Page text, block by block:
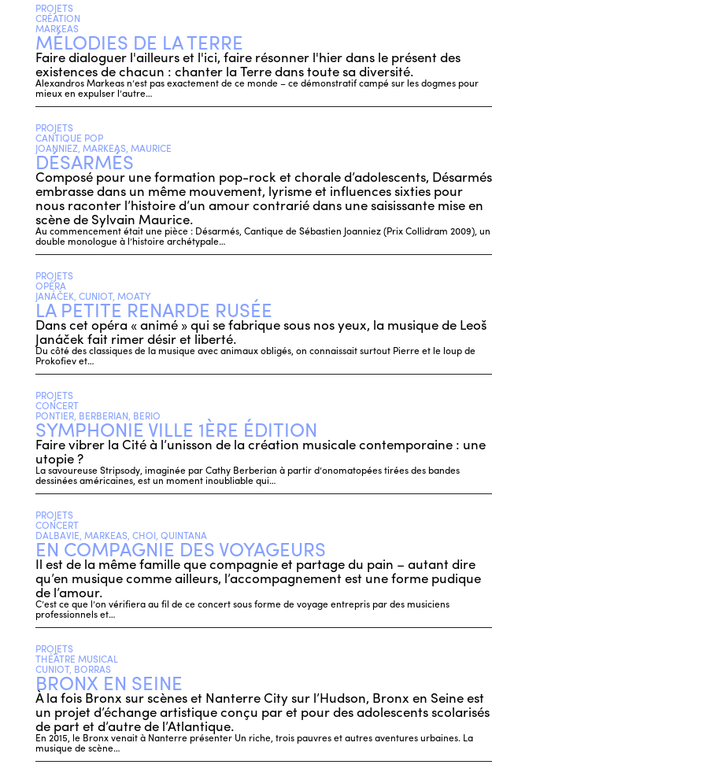
PROJETS
CRÉATION
MARKEAS
MÉLODIES DE LA TERRE
Faire dialoguer l'ailleurs et l'ici, faire résonner l'hier dans le présent des
existences de chacun : chanter la Terre dans toute sa diversité.
Alexandros Markeas n’est pas exactement de ce monde – ce démonstratif campé sur les dogmes pour
mieux en expulser l’autre…
PROJETS
CANTIQUE POP
JOANNIEZ, MARKEAS, MAURICE
DÉSARMÉS
Composé pour une formation pop-rock et chorale d’adolescents, Désarmés
embrasse dans un même mouvement, lyrisme et influences sixties pour
nous raconter l’histoire d’un amour contrarié dans une saisissante mise en
scène de Sylvain Maurice.
Au commencement était une pièce : Désarmés, Cantique de Sébastien Joanniez (Prix Collidram 2009), un
double monologue à l’histoire archétypale…
PROJETS
OPÉRA
JANÁČEK, CUNIOT, MOATY
LA PETITE RENARDE RUSÉE
Dans cet opéra « animé » qui se fabrique sous nos yeux, la musique de Leoš
Janáček fait rimer désir et liberté.
Du côté des classiques de la musique avec animaux obligés, on connaissait surtout Pierre et le loup de
Prokofiev et…
PROJETS
CONCERT
PONTIER, BERBERIAN, BERIO
SYMPHONIE VILLE 1ÈRE ÉDITION
Faire vibrer la Cité à l’unisson de la création musicale contemporaine : une
utopie ?
La savoureuse Stripsody, imaginée par Cathy Berberian à partir d’onomatopées tirées des bandes
dessinées américaines, est un moment inoubliable qui…
PROJETS
CONCERT
DALBAVIE, MARKEAS, CHOI, QUINTANA
EN COMPAGNIE DES VOYAGEURS
Il est de la même famille que compagnie et partage du pain – autant dire
qu’en musique comme ailleurs, l’accompagnement est une forme pudique
de l’amour.
C’est ce que l’on vérifiera au fil de ce concert sous forme de voyage entrepris par des musiciens
professionnels et…
PROJETS
THÉÂTRE MUSICAL
CUNIOT, BORRAS
BRONX EN SEINE
À la fois Bronx sur scènes et Nanterre City sur l’Hudson, Bronx en Seine est
un projet d’échange artistique conçu par et pour des adolescents scolarisés
de part et d’autre de l’Atlantique.
En 2015, le Bronx venait à Nanterre présenter Un riche, trois pauvres et autres aventures urbaines. La
musique de scène…